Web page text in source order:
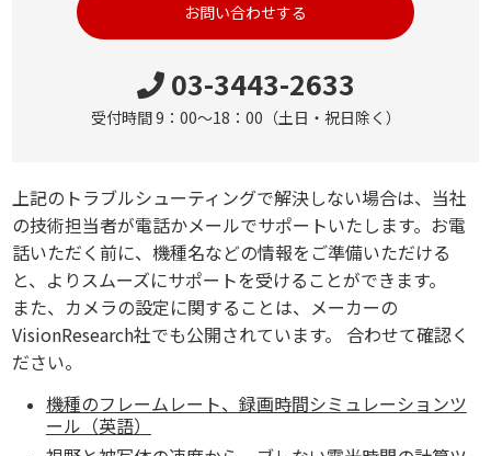
お問い合わせする
03-3443-2633
受付時間 9：00～18：00（土日・祝日除く）
上記のトラブルシューティングで解決しない場合は、当社
の技術担当者が電話かメールでサポートいたします。お電
話いただく前に、機種名などの情報をご準備いただける
と、よりスムーズにサポートを受けることができます。
また、カメラの設定に関することは、メーカーの
VisionResearch社でも公開されています。 合わせて確認く
ださい。
機種のフレームレート、録画時間シミュレーションツ
ール（英語）